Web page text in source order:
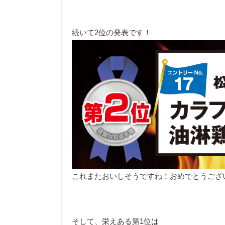
続いて2位の発表です！
これまたおいしそうですね！おめでとうござ
そして、栄えある第1位は